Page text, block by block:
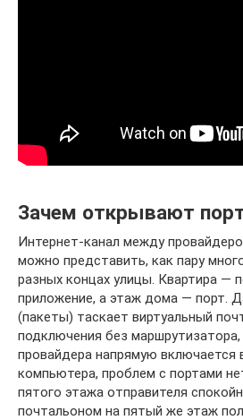
Зачем открывают
Интернет-канал между
можно представить, как пару
разных концах улицы. Квартира —
приложение, а этаж дома — порт.
(пакеты) таскает виртуальный
подключения без маршрутизатора,
провайдера напрямую включается
компьютера, проблем с портами
пятого этажа отправителя
почтальоном на пятый же этаж